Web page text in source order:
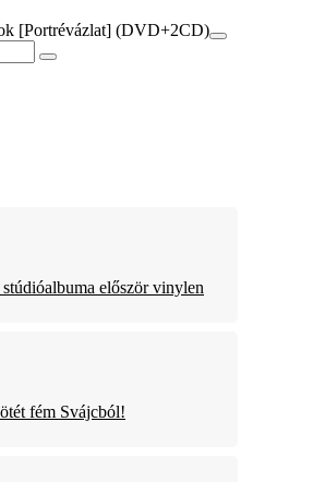
[Portrévázlat] (DVD+2CD)
először vinylen
fém Svájcból!